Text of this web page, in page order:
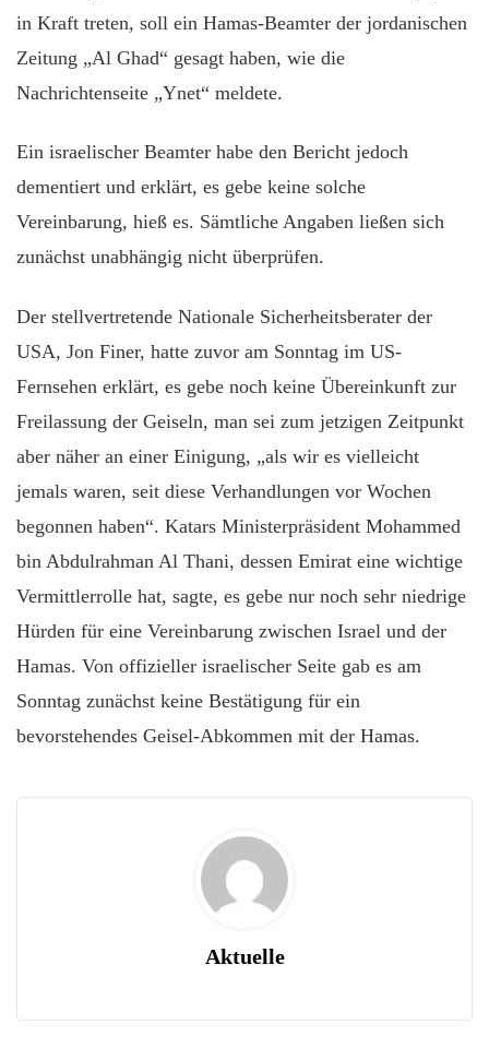
in Kraft treten, soll ein Hamas-Beamter der jordanischen
Zeitung „Al Ghad“ gesagt haben, wie die
Nachrichtenseite „Ynet“ meldete.
Ein israelischer Beamter habe den Bericht jedoch
dementiert und erklärt, es gebe keine solche
Vereinbarung, hieß es. Sämtliche Angaben ließen sich
zunächst unabhängig nicht überprüfen.
Der stellvertretende Nationale Sicherheitsberater der
USA, Jon Finer, hatte zuvor am Sonntag im US-
Fernsehen erklärt, es gebe noch keine Übereinkunft zur
Freilassung der Geiseln, man sei zum jetzigen Zeitpunkt
aber näher an einer Einigung, „als wir es vielleicht
jemals waren, seit diese Verhandlungen vor Wochen
begonnen haben“. Katars Ministerpräsident Mohammed
bin Abdulrahman Al Thani, dessen Emirat eine wichtige
Vermittlerrolle hat, sagte, es gebe nur noch sehr niedrige
Hürden für eine Vereinbarung zwischen Israel und der
Hamas. Von offizieller israelischer Seite gab es am
Sonntag zunächst keine Bestätigung für ein
bevorstehendes Geisel-Abkommen mit der Hamas.
Aktuelle